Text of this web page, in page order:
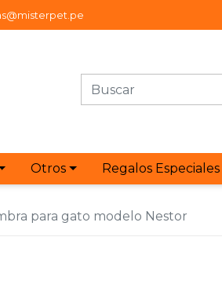
Otros Regalos Especiales
para gato modelo Nestor